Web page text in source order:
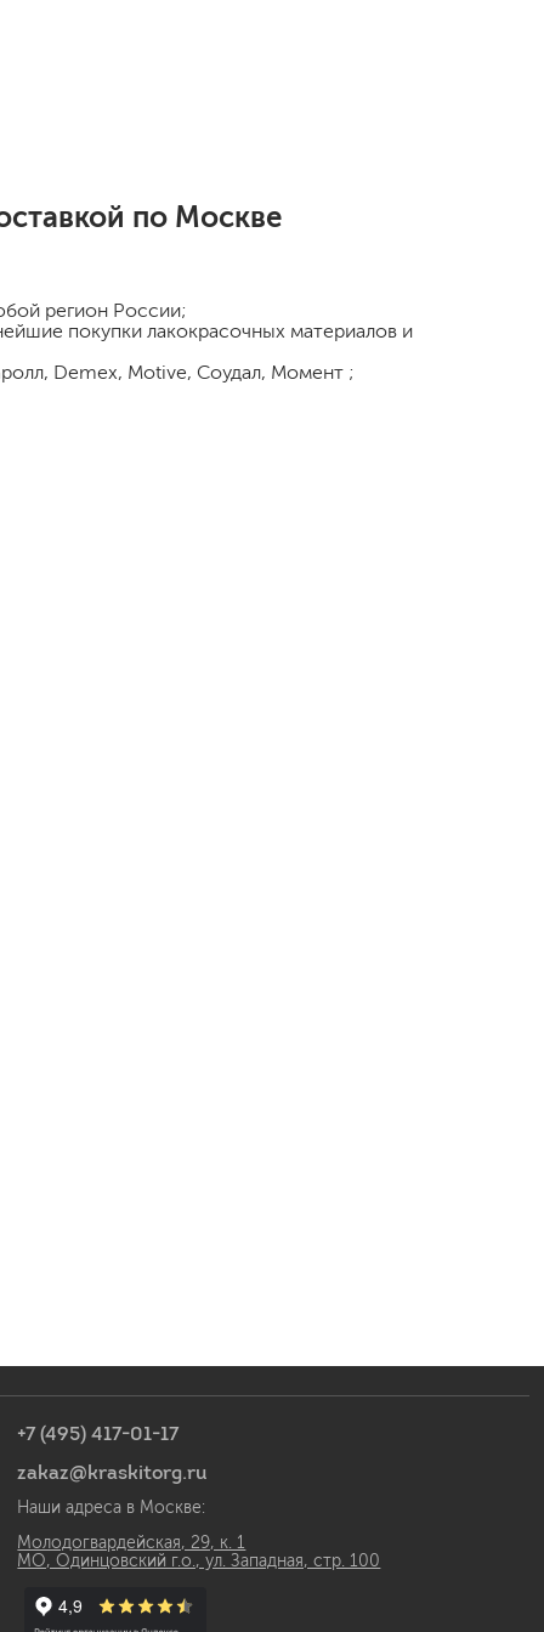
по Москве
регион России;
покупки лакокрасочных материалов и
Demex, Motive, Соудал, Момент ;
+7 (495) 417-01-17
zakaz@kraskitorg.ru
Наши адреса в Москве:
Молодогвардейская, 29, к. 1
МО, Одинцовский г.о., ул. Западная, стр. 100